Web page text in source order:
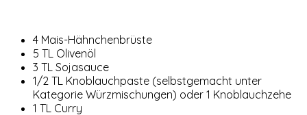
4 Mais-Hähnchenbrüste
5 TL Olivenöl
3 TL Sojasauce
1/2 TL Knoblauchpaste (selbstgemacht unter
Kategorie Würzmischungen) oder 1 Knoblauchzehe
1 TL Curry